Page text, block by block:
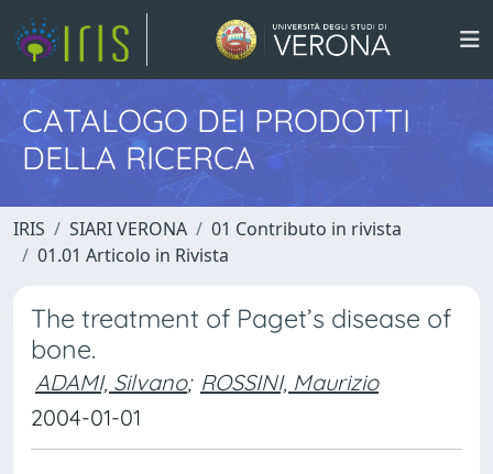
CATALOGO DEI PRODOTTI
DELLA RICERCA
IRIS SIARI VERONA
01 Contributo in rivista
01.01 Articolo in Rivista
The treatment of Paget’s disease of
bone.
ADAMI, Silvano; ROSSINI, Maurizio
2004-01-01